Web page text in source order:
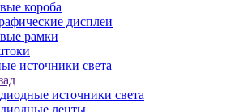
короба
дисплеи
рамки
источники света
источники света